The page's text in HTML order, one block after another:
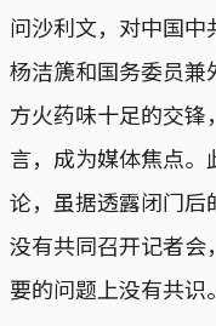
问沙利文，对中国
杨洁篪和国务委员兼
方火药味十足的交
言，成为媒体焦点
论，虽据透露闭门后
没有共同召开记者会
要的问题上没有共识。